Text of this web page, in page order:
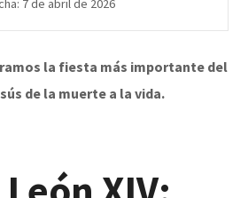
la fiesta más importante del
de la muerte a la vida.